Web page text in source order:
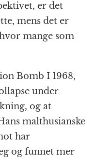
er det
mens det er
mange som
Bomb I 1968,
under
og at
malthusianske
har
og funnet mer